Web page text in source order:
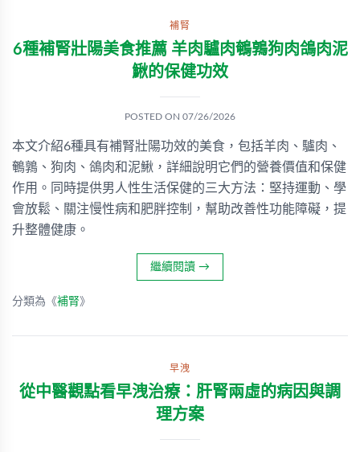
補腎
6種補腎壯陽美食推薦 羊肉驢肉鵪鶉狗肉鴿肉泥
鰍的保健功效
POSTED ON 07/26/2026
本文介紹6種具有補腎壯陽功效的美食，包括羊肉、驢肉、
鵪鶉、狗肉、鴿肉和泥鰍，詳細說明它們的營養價值和保健
作用。同時提供男人性生活保健的三大方法：堅持運動、學
會放鬆、關注慢性病和肥胖控制，幫助改善性功能障礙，提
升整體健康。
繼續閱讀 →
分類為《補腎》
早洩
從中醫觀點看早洩治療：肝腎兩虛的病因與調
理方案